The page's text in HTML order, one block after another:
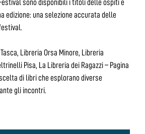
sono disponibili i titoli delle ospiti e
edizione: una selezione accurata delle
Libreria Orsa Minore, Libreria
Pisa, La Libreria dei Ragazzi – Pagina
di libri che esplorano diverse
gli incontri.